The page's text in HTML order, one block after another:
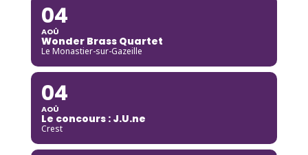
04
AOÛ
Wonder Brass Quartet
Le Monastier-sur-Gazeille
04
AOÛ
Le concours : J.U.ne
Crest